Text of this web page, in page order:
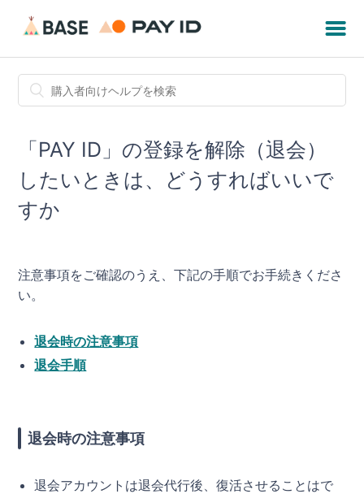
「PAY ID」の登録を解除（退会）
したいときは、どうすればいいで
すか
注意事項をご確認のうえ、下記の手順でお手続きくださ
い。
退会時の注意事項
退会手順
退会時の注意事項
退会アカウントは退会代行後、復活させることはで